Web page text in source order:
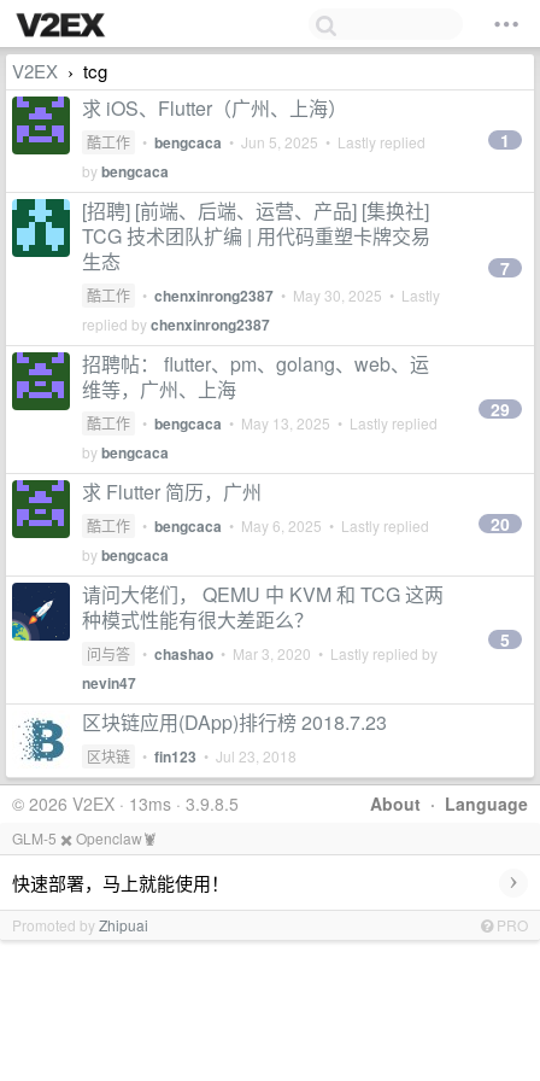
V2EX › tcg
求 iOS、Flutter（广州、上海）
酷工作 • bengcaca • Jun 5, 2025 • Lastly replied
bybengcaca
1
[招聘] [前端、后端、运营、产品] [集换社]
TCG 技术团队扩编 | 用代码重塑卡牌交易
生态
酷工作 • chenxinrong2387 • May 30, 2025 • Lastly
replied bychenxinrong2387
7
招聘帖： flutter、pm、golang、web、运
维等，广州、上海
酷工作 • bengcaca • May 13, 2025 • Lastly replied
bybengcaca
29
求 Flutter 简历，广州
酷工作 • bengcaca • May 6, 2025 • Lastly replied
bybengcaca
20
请问大佬们， QEMU 中 KVM 和 TCG 这两
种模式性能有很大差距么？
问与答 • chashao • Mar 3, 2020 • Lastly replied by
nevin47
5
区块链应用(DApp)排行榜 2018.7.23
区块链 • fin123 • Jul 23, 2018
About · Language
© 2026 V2EX · 13ms · 3.9.8.5
GLM-5 ✖️ Openclaw🦞
快速部署，马上就能使用！ ›
Promoted byZhipuai PRO